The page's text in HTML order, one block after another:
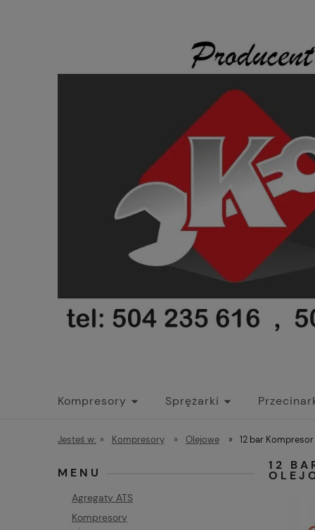
Kompresory Sprężarki
Jesteś w: » Kompresory » Olejowe » 12 bar
MENU
Agregaty ATS
Kompresory
12